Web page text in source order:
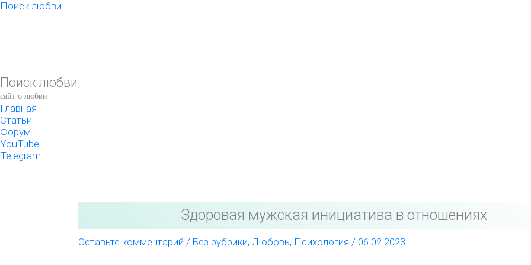
Перейти
Поиск любви
Поиск любви
сайт о любви
Главная
Статьи
Форум
YouTube
Telegram
Здоровая мужская инициатива в отношениях
Оставьте комментарий / Без рубрики, Любовь, Психология / 06.02.2023